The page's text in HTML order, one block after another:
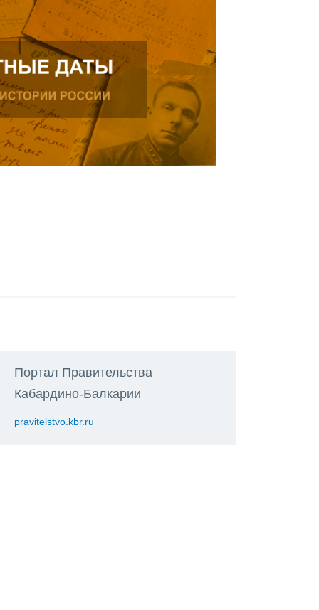
Портал Правительства
Кабардино-Балкарии
pravitelstvo.kbr.ru